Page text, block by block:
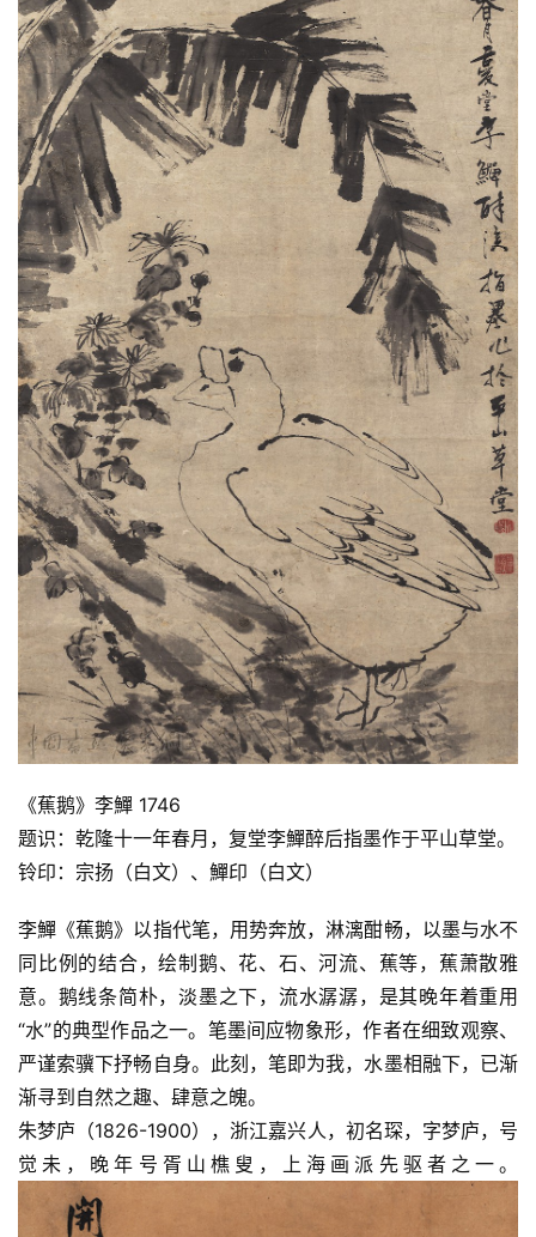
首
页
艺
坛
快
讯
法
征
稿
学
术
研
究
法
书
欣
赏
《蕉鹅》李鱓 1746
题识：乾隆十一年春月，复堂李鱓醉后指墨作于平山草堂。
铃印：宗扬（白文）、鱓印（白文）
李鱓《蕉鹅》以指代笔，用势奔放，淋漓酣畅，以墨与水不
同比例的结合，绘制鹅、花、石、河流、蕉等，蕉萧散雅
意。鹅线条简朴，淡墨之下，流水潺潺，是其晚年着重用
“水”的典型作品之一。笔墨间应物象形，作者在细致观察、
严谨索骥下抒畅自身。此刻，笔即为我，水墨相融下，已渐
渐寻到自然之趣、肆意之魄。
朱梦庐（1826-1900），浙江嘉兴人，初名琛，字梦庐，号
觉未，晚年号胥山樵叟，上海画派先驱者之一。